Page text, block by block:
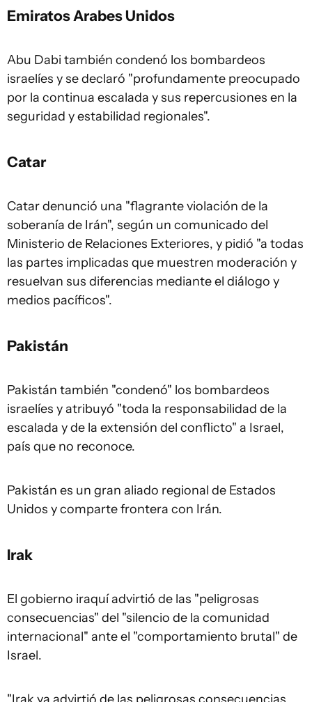
Emiratos Arabes Unidos
Abu Dabi también condenó los bombardeos
israelíes y se declaró "profundamente preocupado
por la continua escalada y sus repercusiones en la
seguridad y estabilidad regionales".
Catar
Catar denunció una "flagrante violación de la
soberanía de Irán", según un comunicado del
Ministerio de Relaciones Exteriores, y pidió "a todas
las partes implicadas que muestren moderación y
resuelvan sus diferencias mediante el diálogo y
medios pacíficos".
Pakistán
Pakistán también "condenó" los bombardeos
israelíes y atribuyó "toda la responsabilidad de la
escalada y de la extensión del conflicto" a Israel,
país que no reconoce.
Pakistán es un gran aliado regional de Estados
Unidos y comparte frontera con Irán.
Irak
El gobierno iraquí advirtió de las "peligrosas
consecuencias" del "silencio de la comunidad
internacional" ante el "comportamiento brutal" de
Israel.